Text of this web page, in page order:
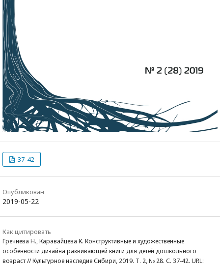
37-42
Опубликован
2019-05-22
Как цитировать
Гречнева Н., Каравайцева К. Конструктивные и художественные
особенности дизайна развивающей книги для детей дошкольного
возраст // Культурное наследие Сибири, 2019. Т. 2, № 28. С. 37-42. URL: